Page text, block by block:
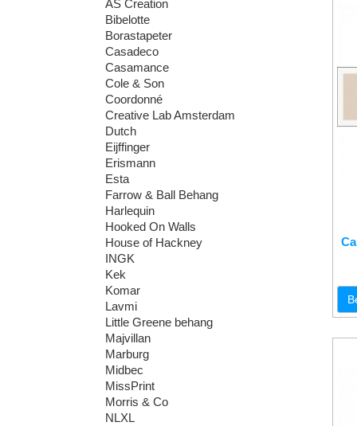
AS Creation
Bibelotte
Borastapeter
Casadeco
Casamance
Cole & Son
Coordonné
Creative Lab Amsterdam
Dutch
Eijffinger
Erismann
Esta
Farrow & Ball Behang
Harlequin
Hooked On Walls
House of Hackney
INGK
Kek
Komar
Lavmi
Little Greene behang
Majvillan
Marburg
Midbec
MissPrint
Morris & Co
NLXL